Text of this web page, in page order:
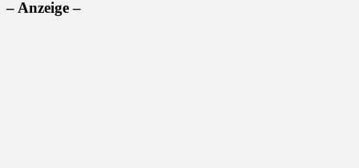
– Anzeige –